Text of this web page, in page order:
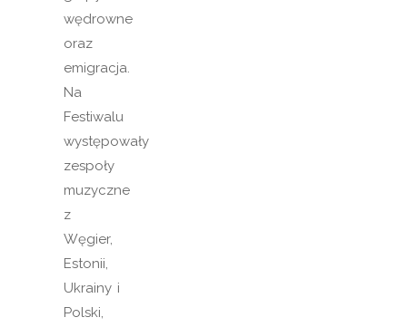
wędrowne
oraz
emigracja.
Na
Festiwalu
występowały
zespoły
muzyczne
z
Węgier,
Estonii,
Ukrainy i
Polski,